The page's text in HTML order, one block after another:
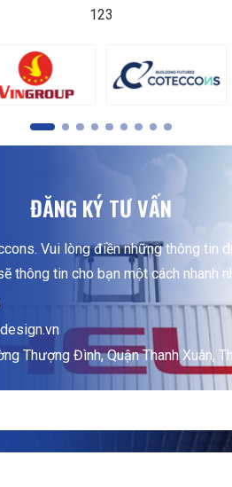
123
ĐĂNG KÝ TƯ VẤN
Vui lòng điền những thông tin
thông tin cho bạn một cách nhanh
Thượng Đình, Quận Thanh Xuân,